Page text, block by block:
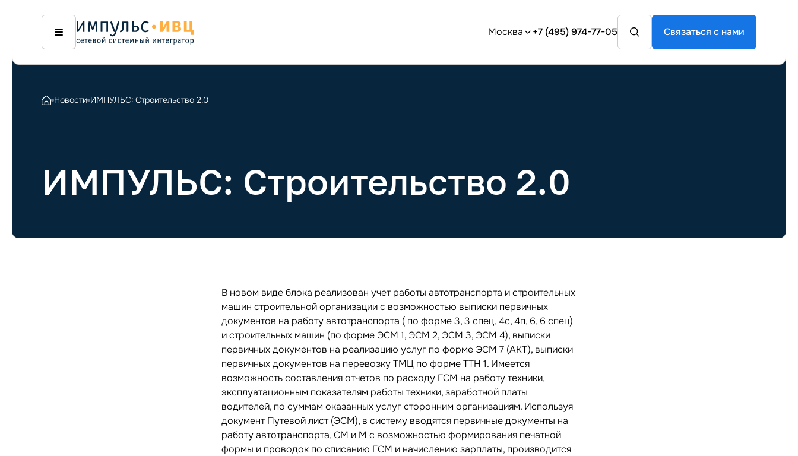
Москва +7 (495) 974-77-05 Связаться с нами
Новости ИМПУЛЬС: Строительство 2.0
ИМПУЛЬС: Строительство 2.0
В новом виде блока реализован учет работы автотранспорта и строительных
машин строительной организации с возможностью выписки первичных
документов на работу автотранспорта ( по форме 3, 3 спец, 4с, 4п, 6, 6 спец)
и строительных машин (по форме ЭСМ 1, ЭСМ 2, ЭСМ 3, ЭСМ 4), выписки
первичных документов на реализацию услуг по форме ЭСМ 7 (АКТ), выписки
первичных документов на перевозку ТМЦ по форме ТТН 1. Имеется
возможность составления отчетов по расходу ГСМ на работу техники,
эксплуатационным показателям работы техники, заработной платы
водителей, по суммам оказанных услуг сторонним организациям. Используя
документ Путевой лист (ЭСМ), в систему вводятся первичные документы на
работу автотранспорта, СМ и М с возможностью формирования печатной
формы и проводок по списанию ГСМ и начислению зарплаты, производится